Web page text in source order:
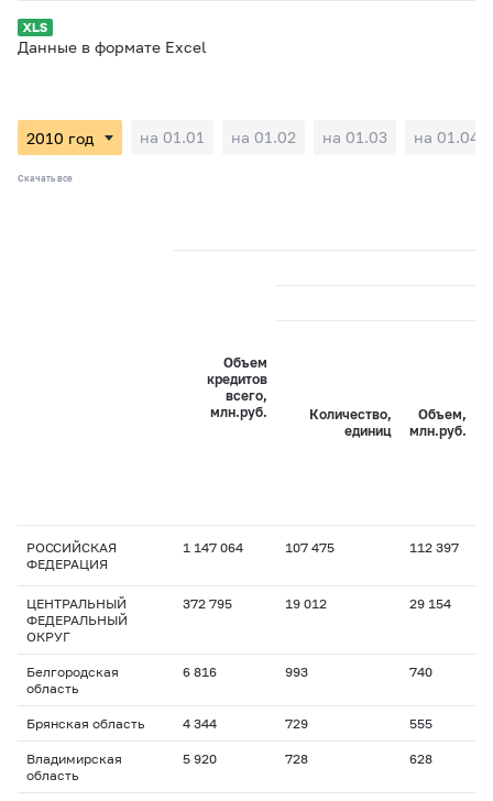
Данные в формате Excel
на 01.01 на 01.02 на 01.03 на 01.04
Скачать все
Объем
кредитов
всего,
млн.руб.
Количество,
единиц
Объем,
млн.руб.
РОССИЙСКАЯ
ФЕДЕРАЦИЯ
1 147 064 107 475 112 397
ЦЕНТРАЛЬНЫЙ
ФЕДЕРАЛЬНЫЙ
ОКРУГ
372 795 19 012 29 154
Белгородская
область
6 816 993 740
Брянская область 4 344 729 555
Владимирская
область
5 920 728 628